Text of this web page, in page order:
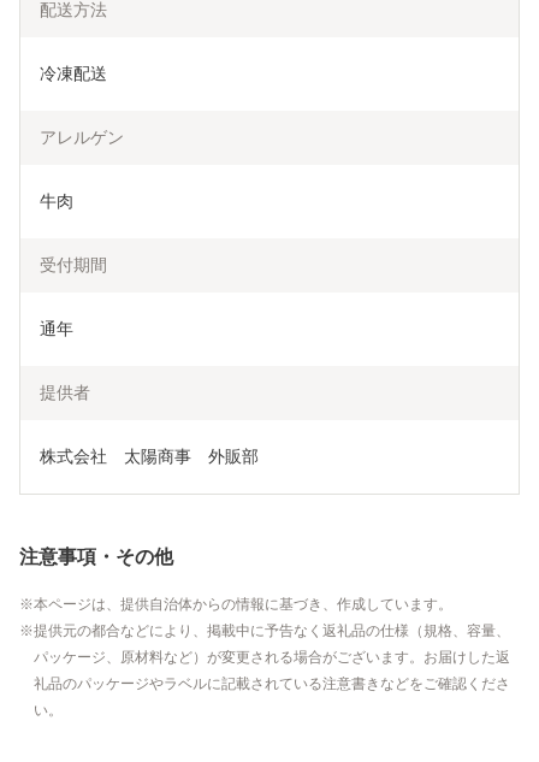
配送方法
冷凍配送
アレルゲン
牛肉
受付期間
通年
提供者
株式会社　太陽商事　外販部
注意事項・その他
本ページは、提供自治体からの情報に基づき、作成しています。
提供元の都合などにより、掲載中に予告なく返礼品の仕様（規格、容量、
パッケージ、原材料など）が変更される場合がございます。お届けした返
礼品のパッケージやラベルに記載されている注意書きなどをご確認くださ
い。